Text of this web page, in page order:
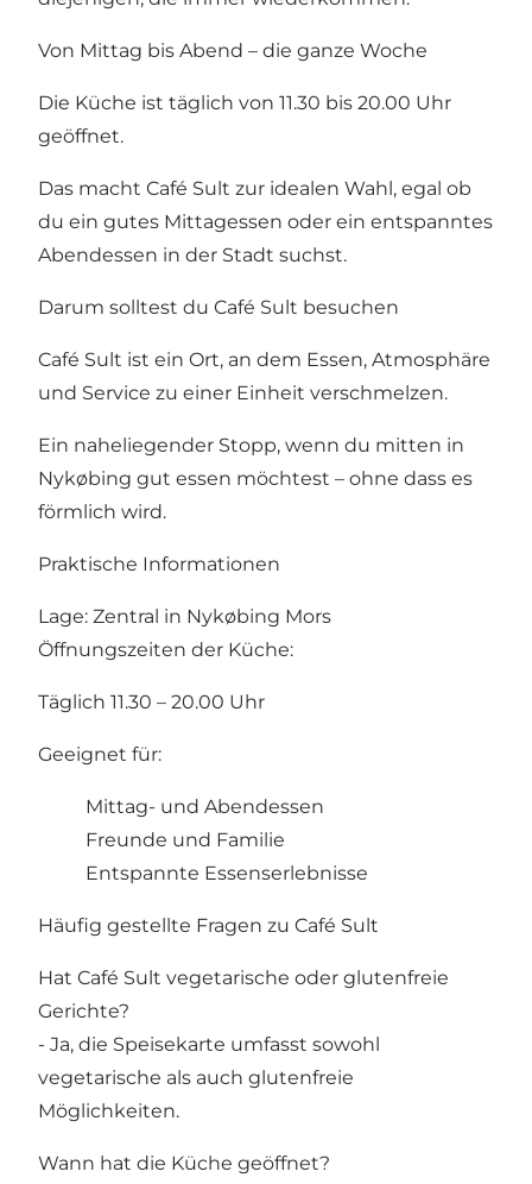
Von Mittag bis Abend – die ganze Woche
Die Küche ist täglich von 11.30 bis 20.00 Uhr
geöffnet.
Das macht Café Sult zur idealen Wahl, egal ob
du ein gutes Mittagessen oder ein entspanntes
Abendessen in der Stadt suchst.
Darum solltest du Café Sult besuchen
Café Sult ist ein Ort, an dem Essen, Atmosphäre
und Service zu einer Einheit verschmelzen.
Ein naheliegender Stopp, wenn du mitten in
Nykøbing gut essen möchtest – ohne dass es
förmlich wird.
Praktische Informationen
Lage: Zentral in Nykøbing Mors
Öffnungszeiten der Küche:
Täglich 11.30 – 20.00 Uhr
Geeignet für:
Mittag- und Abendessen
Freunde und Familie
Entspannte Essenserlebnisse
Häufig gestellte Fragen zu Café Sult
Hat Café Sult vegetarische oder glutenfreie
Gerichte?
- Ja, die Speisekarte umfasst sowohl
vegetarische als auch glutenfreie
Möglichkeiten.
Wann hat die Küche geöffnet?